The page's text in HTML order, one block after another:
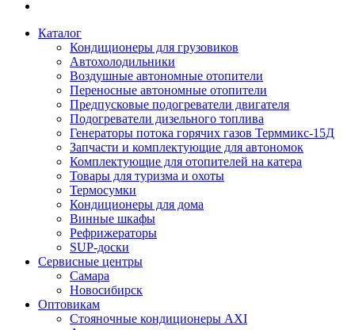
Каталог
Кондиционеры для грузовиков
Автохолодильники
Воздушные автономные отопители
Переносные автономные отопители
Предпусковые подогреватели двигателя
Подогреватели дизельного топлива
Генераторы потока горячих газов Терммикс-15Д
Запчасти и комплектующие для автономок
Комплектующие для отопителей на катера
Товары для туризма и охоты
Термосумки
Кондиционеры для дома
Винные шкафы
Рефрижераторы
SUP-доски
Сервисные центры
Самара
Новосибирск
Оптовикам
Стояночные кондиционеры AXI